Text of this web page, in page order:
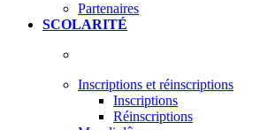
Partenaires
SCOLARITÉ
Inscriptions et réinscriptions
Inscriptions
Réinscriptions